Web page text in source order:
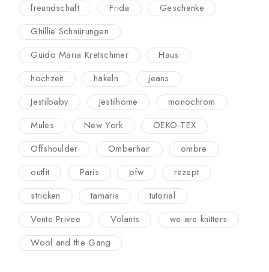
freundschaft
Frida
Geschenke
Ghillie Schnürungen
Guido Maria Kretschmer
Haus
hochzeit
häkeln
jeans
Jestilbaby
Jestilhome
monochrom
Mules
New York
OEKO-TEX
Offshoulder
Omberhair
ombre
outfit
Paris pfw
rezept
stricken
tamaris
tutorial
Vente Privee
Volants
we are knitters
Wool and the Gang